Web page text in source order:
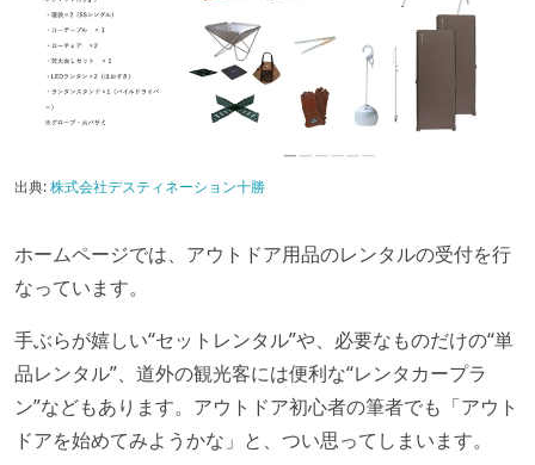
出典:株式会社デスティネーション十勝
ホームページでは、アウトドア用品のレンタルの受付を行
なっています。
手ぶらが嬉しい“セットレンタル”や、必要なものだけの“単
品レンタル”、道外の観光客には便利な“レンタカープラ
ン”などもあります。アウトドア初心者の筆者でも「アウト
ドアを始めてみようかな」と、つい思ってしまいます。